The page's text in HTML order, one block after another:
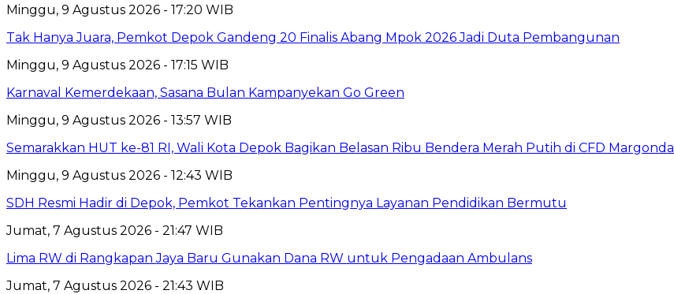
Minggu, 9 Agustus 2026 - 17:20 WIB
Tak Hanya Juara, Pemkot Depok Gandeng 20 Finalis Abang Mpok 2026 Jadi Duta Pembangunan
Minggu, 9 Agustus 2026 - 17:15 WIB
Karnaval Kemerdekaan, Sasana Bulan Kampanyekan Go Green
Minggu, 9 Agustus 2026 - 13:57 WIB
Semarakkan HUT ke-81 RI, Wali Kota Depok Bagikan Belasan Ribu Bendera Merah Putih di CFD Margonda
Minggu, 9 Agustus 2026 - 12:43 WIB
SDH Resmi Hadir di Depok, Pemkot Tekankan Pentingnya Layanan Pendidikan Bermutu
Jumat, 7 Agustus 2026 - 21:47 WIB
Lima RW di Rangkapan Jaya Baru Gunakan Dana RW untuk Pengadaan Ambulans
Jumat, 7 Agustus 2026 - 21:43 WIB